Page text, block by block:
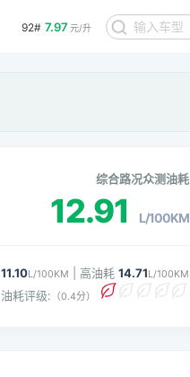
92# 7.97 元/升
综合路况众测油耗
12.91 L/100KM
11.10L/100KM | 高油耗 14.71L/100KM
油耗评级: （0.4分）